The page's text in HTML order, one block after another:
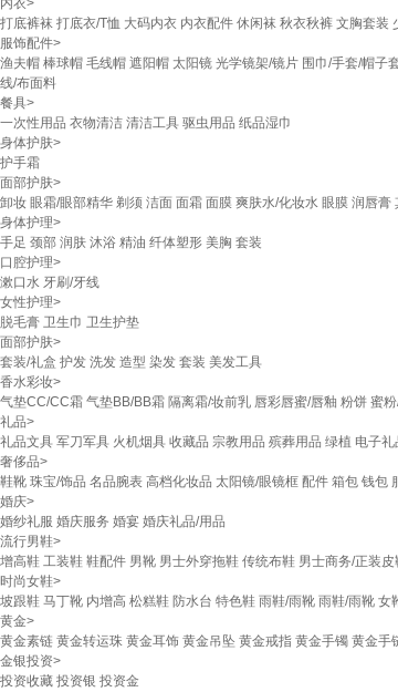
内衣>
打底裤袜 打底衣/T恤 大码内衣 内衣配件 休闲袜 秋衣秋裤 文胸套装
服饰配件>
渔夫帽 棒球帽 毛线帽 遮阳帽 太阳镜 光学镜架/镜片 围巾/手套/帽子
线/布面料
餐具>
一次性用品 衣物清洁 清洁工具 驱虫用品 纸品湿巾
身体护肤>
护手霜
面部护肤>
卸妆 眼霜/眼部精华 剃须 洁面 面霜 面膜 爽肤水/化妆水 眼膜 润唇膏
身体护理>
手足 颈部 润肤 沐浴 精油 纤体塑形 美胸 套装
口腔护理>
漱口水 牙刷/牙线
女性护理>
脱毛膏 卫生巾 卫生护垫
面部护肤>
套装/礼盒 护发 洗发 造型 染发 套装 美发工具
香水彩妆>
气垫CC/CC霜 气垫BB/BB霜 隔离霜/妆前乳 唇彩唇蜜/唇釉 粉饼 蜜
礼品>
礼品文具 军刀军具 火机烟具 收藏品 宗教用品 殡葬用品 绿植 电子礼
奢侈品>
鞋靴 珠宝/饰品 名品腕表 高档化妆品 太阳镜/眼镜框 配件 箱包 钱包
婚庆>
婚纱礼服 婚庆服务 婚宴 婚庆礼品/用品
流行男鞋>
增高鞋 工装鞋 鞋配件 男靴 男士外穿拖鞋 传统布鞋 男士商务/正装皮
时尚女鞋>
坡跟鞋 马丁靴 内增高 松糕鞋 防水台 特色鞋 雨鞋/雨靴 雨鞋/雨靴 女
黄金>
黄金素链 黄金转运珠 黄金耳饰 黄金吊坠 黄金戒指 黄金手镯 黄金手
金银投资>
投资收藏 投资银 投资金